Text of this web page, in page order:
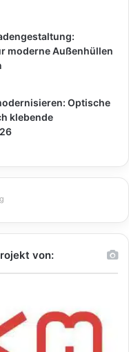
moderne Außenhüllen
Optische
klebende
von: